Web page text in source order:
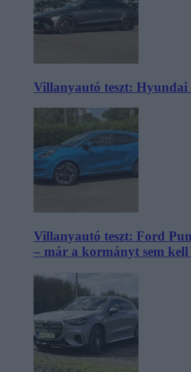
Villanyautó teszt:
Villanyautó teszt: Ford
– már a kormányt sem